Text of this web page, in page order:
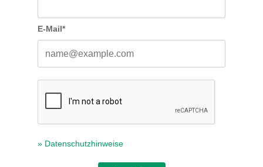
E-Mail*
» Datenschutzhinweise